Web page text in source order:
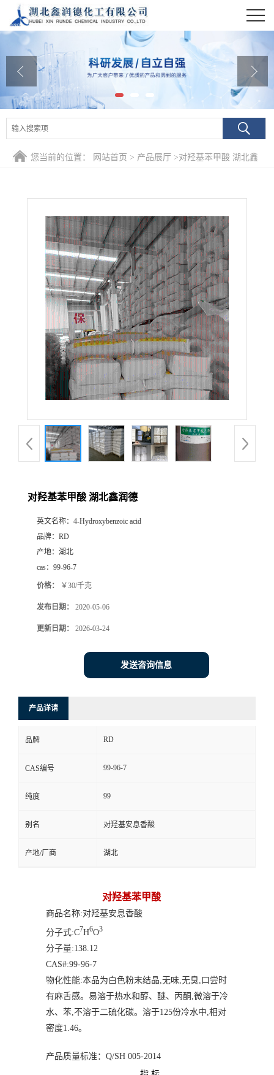
公司首页
公司介绍
公司动态
产品展厅
证书荣誉
您当前的位置： 网站首页 > 产品展厅 >对羟基苯甲酸 湖北鑫
对羟基苯甲酸 湖北鑫润德
英文名称： 4-Hydroxybenzoic acid
品牌： RD
产地： 湖北
cas： 99-96-7
价格： ￥30/千克
发布日期： 2020-05-06
更新日期： 2026-03-24
发送咨询信息
产品详请
品牌 RD
CAS编号 99-96-7
纯度 99
别名 对羟基安息香酸
产地/厂商 湖北
对羟基苯甲酸
商品名称:对羟基安息香酸
分子式:C7H6O3
分子量:138.12
CAS#:99-96-7
物化性能:本品为白色粉末结晶,无味,无臭,口尝时
有麻舌感。易溶于热水和醇、醚、丙酮,微溶于冷
水、苯,不溶于二硫化碳。溶于125份冷水中,相对
密度1.46。
产品质量标准：Q/SH 005-2014